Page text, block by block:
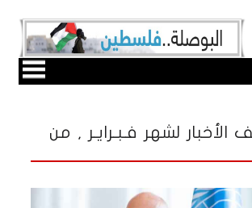
لشهر فـبـرايـر , من